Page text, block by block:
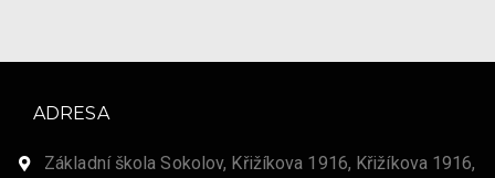
ADRESA
Základní škola Sokolov, Křižíkova 1916, Křižíkova 1916,